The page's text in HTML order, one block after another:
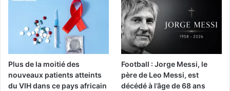
Plus de la moitié des
nouveaux patients atteints
du VIH dans ce pays africain
Football : Jorge Messi, le
père de Leo Messi, est
décédé à l’âge de 68 ans